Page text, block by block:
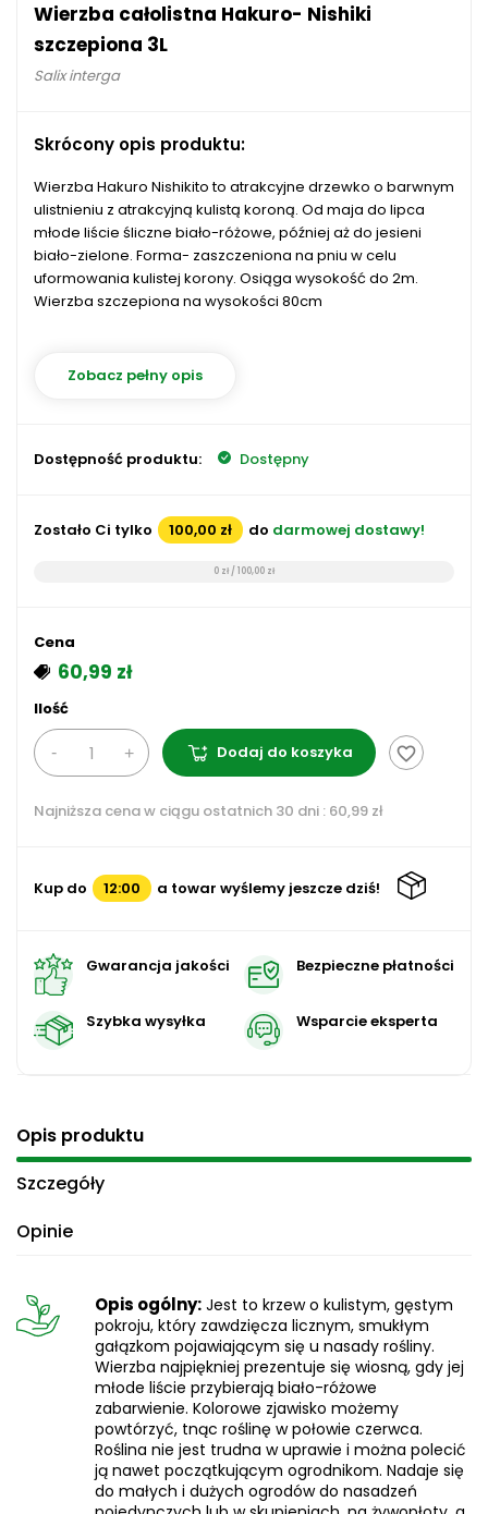
Wierzba całolistna Hakuro- Nishiki
szczepiona 3L
Salix interga
Skrócony opis produktu:
Wierzba Hakuro Nishikito to atrakcyjne drzewko o barwnym
ulistnieniu z atrakcyjną kulistą koroną. Od maja do lipca
młode liście śliczne biało-różowe, później aż do jesieni
biało-zielone. Forma- zaszczeniona na pniu w celu
uformowania kulistej korony. Osiąga wysokość do 2m.
Wierzba szczepiona na wysokości 80cm
Zobacz pełny opis
Dostępność produktu: Dostępny
Zostało Ci tylko 100,00 zł do darmowej dostawy!
0 zł / 100,00 zł
Cena
60,99 zł
Ilość
Dodaj do koszyka favorite_border
Najniższa cena w ciągu ostatnich 30 dni : 60,99 zł
Kup do 12:00 a towar wyślemy jeszcze dziś!
Gwarancja jakości Bezpieczne płatności
Szybka wysyłka Wsparcie eksperta
Opis produktu
Szczegóły
Opinie
Opis ogólny: Jest to krzew o kulistym, gęstym
pokroju, który zawdzięcza licznym, smukłym
gałązkom pojawiającym się u nasady rośliny.
Wierzba najpiękniej prezentuje się wiosną, gdy jej
młode liście przybierają biało-różowe
zabarwienie. Kolorowe zjawisko możemy
powtórzyć, tnąc roślinę w połowie czerwca.
Roślina nie jest trudna w uprawie i można polecić
ją nawet początkującym ogrodnikom. Nadaje się
do małych i dużych ogrodów do nasadzeń